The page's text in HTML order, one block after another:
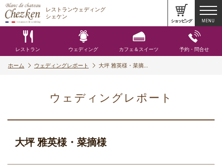
レストランウェディング
シェケン
レストラン ウェディング カフェ＆スイーツ 予約・問合せ
ショッピング MENU
ホーム ウェディングレポート 大坪 雅英様・菜摘…
ウェディングレポート
大坪 雅英様・菜摘様